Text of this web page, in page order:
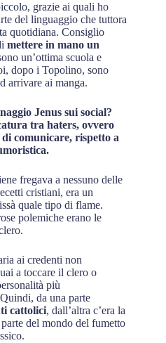
grazie ai quali ho
del linguaggio che tuttora
quotidiana. Consiglio
mettere in mano un
un’ottima scuola e
dopo i Topolino, sono
arrivare ai manga.
Jenus sui social?
tra haters, ovvero
comunicare, rispetto a
fregava a nessuno delle
cristiani, era un
quale tipo di flame.
polemiche erano le
ai credenti non
a toccare il clero o
più
da una parte
cattolici, dall’altra c’era la
del mondo del fumetto